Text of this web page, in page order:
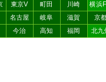
東京V 町田 川崎 横浜
名古屋 岐阜 滋賀 京
今治 高知 福岡 北九